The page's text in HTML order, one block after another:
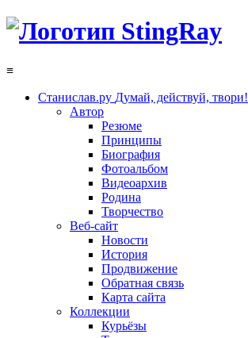
≡
Станислав.ру Думай, действуй, твори!
Автор
Резюме
Принципы
Биография
Фотоальбом
Видеоархив
Родина
Творчество
Веб-сайт
Новости
История
Продвижение
Обратная связь
Карта сайта
Коллекции
Курьёзы